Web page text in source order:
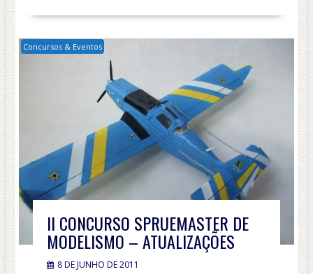
Concursos & Eventos
II CONCURSO SPRUEMASTER DE
MODELISMO – ATUALIZAÇÕES
8 DE JUNHO DE 2011